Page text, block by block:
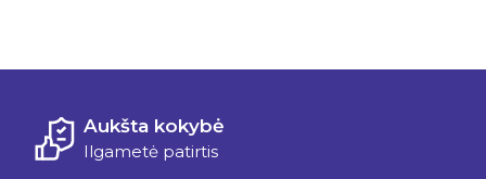
Aukšta kokybė
Ilgametė patirtis